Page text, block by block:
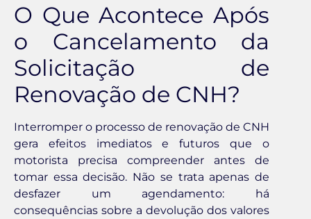
O Que Acontece Após
o Cancelamento da
Solicitação de
Renovação de CNH?
Interromper o processo de renovação de CNH
gera efeitos imediatos e futuros que o
motorista precisa compreender antes de
tomar essa decisão. Não se trata apenas de
desfazer um agendamento: há
consequências sobre a devolução dos valores